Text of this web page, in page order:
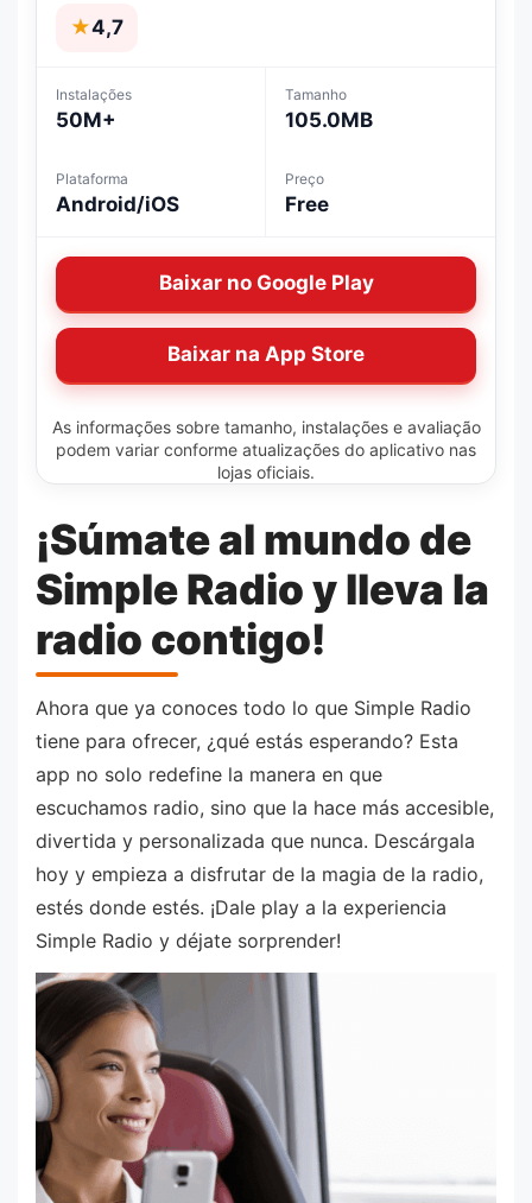
★4,7
Instalações
50M+
Tamanho
105.0MB
Plataforma
Android/iOS
Preço
Free
Baixar no Google Play
Baixar na App Store
As informações sobre tamanho, instalações e avaliação
podem variar conforme atualizações do aplicativo nas
lojas oficiais.
¡Súmate al mundo de
Simple Radio y lleva la
radio contigo!
Ahora que ya conoces todo lo que Simple Radio
tiene para ofrecer, ¿qué estás esperando? Esta
app no solo redefine la manera en que
escuchamos radio, sino que la hace más accesible,
divertida y personalizada que nunca. Descárgala
hoy y empieza a disfrutar de la magia de la radio,
estés donde estés. ¡Dale play a la experiencia
Simple Radio y déjate sorprender!